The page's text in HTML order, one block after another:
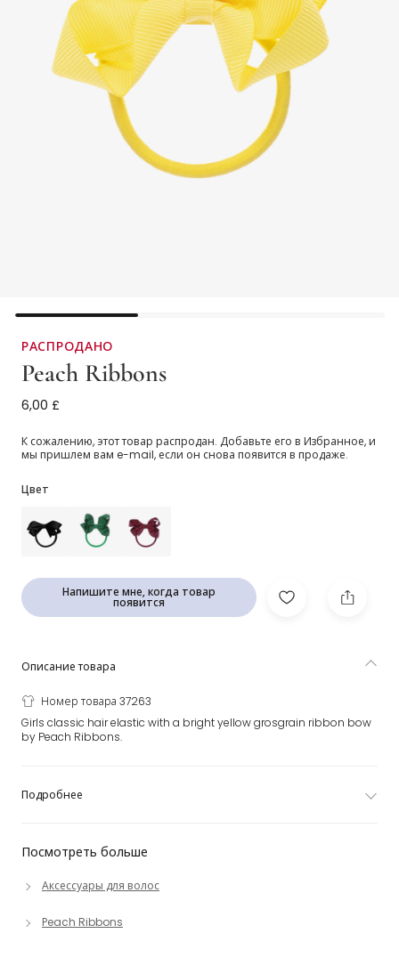
РАСПРОДАНО
Peach Ribbons
Желтая резинка для волос с бантом (7см)
6,00 £
К сожалению, этот товар распродан. Добавьте его в Избранное, и
мы пришлем вам e-mail, если он снова появится в продаже.
Цвет
Напишите мне, когда товар
появится
Посмотреть больше
Аксессуары для волос
Peach Ribbons
Описание товара
Номер товара 37263
Girls classic hair elastic with a bright yellow grosgrain ribbon bow
by Peach Ribbons.
Подробнее